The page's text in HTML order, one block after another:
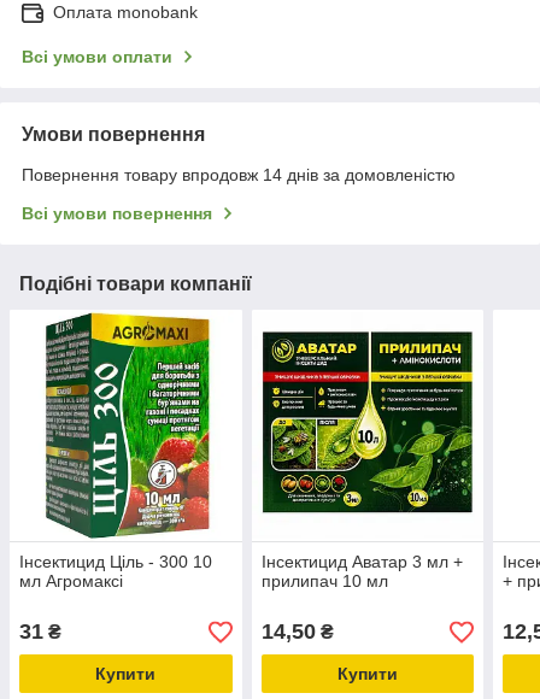
Оплата monobank
Всі умови оплати
Умови повернення
Повернення товару впродовж 14 днів за домовленістю
Всі умови повернення
Подібні товари компанії
Інсектицид Ціль - 300 10
мл Агромаксі
31 ₴
Купити
Інсектицид Аватар 3 мл +
прилипач 10 мл
14,50₴
Купити
+